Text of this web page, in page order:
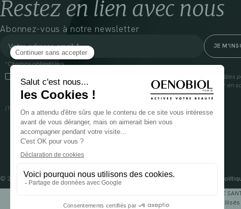
Restez en lien avec nous
Abonnez-vous à notre newsletter
*Champs obligatoires
En cliquant sur cette case, j’accepte que Cooper(1) traite les données recueillies
communiquer des informations commerciales sur ses produits et offres. Pour en
gestion de vos données et vos droits, rendez-vousici
(1) Coopération pharmaceutique Française, RCS Melun 399 227 636
© 2024 OENOBIOL PARISMentions légalesConditions Générales d’Utilisation
POUR VOTRE
Les complément alimentaires doivent être